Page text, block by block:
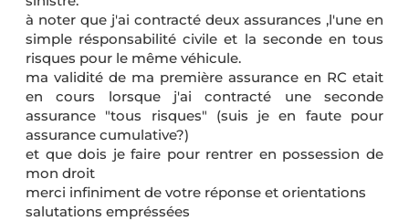
à noter que j'ai contracté deux assurances ,l'une en
simple résponsabilité civile et la seconde en tous
risques pour le même véhicule.
ma validité de ma première assurance en RC etait
en cours lorsque j'ai contracté une seconde
assurance "tous risques" (suis je en faute pour
assurance cumulative?)
et que dois je faire pour rentrer en possession de
mon droit
merci infiniment de votre réponse et orientations
salutations empréssées